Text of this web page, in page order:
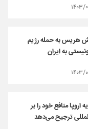
۰۸/۰۵
هریس به حمله رژیم
به ایران
۰۸/۰۵
اروپا منافع خود را بر
ترجیح می‌دهد